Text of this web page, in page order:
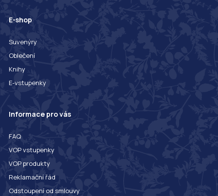
E-shop
Suvenýry
Oblečení
Knihy
E-vstupenky
Informace pro vás
FAQ
VOP vstupenky
VOP produkty
Reklamační řád
Odstoupení od smlouvy